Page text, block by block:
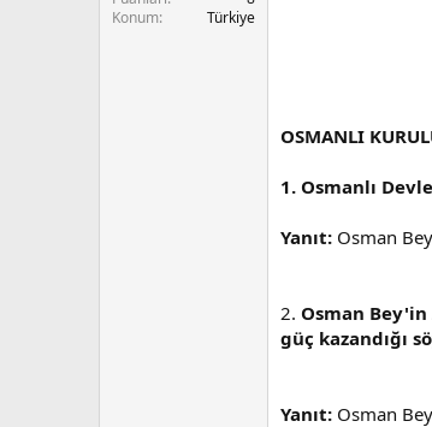
n
i
Konum
Türkiye
OSMANLI
1. Osmanlı
Yanıt: Osman
2. Osman
güç kazandığı
Yanıt: Osman